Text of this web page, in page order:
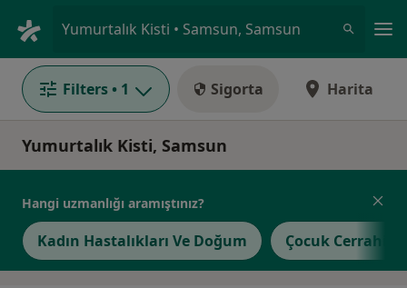
Yumurtalık Kisti • Samsun, Samsun
Filters • 1 Sigorta Harita
Yumurtalık Kisti, Samsun
Hangi uzmanlığı aramıştınız?
Kadın Hastalıkları Ve Doğum Çocuk Cerrahisi